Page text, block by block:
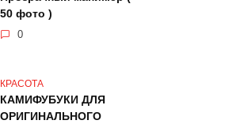
50 фото )
0
КРАСОТА
КАМИФУБУКИ ДЛЯ
ОРИГИНАЛЬНОГО